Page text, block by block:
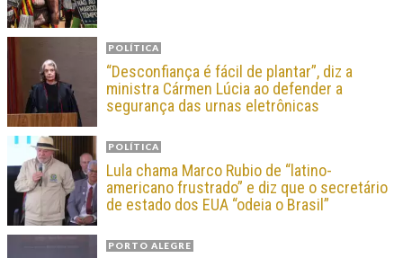
POLÍTICA
“Desconfiança é fácil de plantar”, diz a
ministra Cármen Lúcia ao defender a
segurança das urnas eletrônicas
POLÍTICA
Lula chama Marco Rubio de “latino-
americano frustrado” e diz que o secretário
de estado dos EUA “odeia o Brasil”
PORTO ALEGRE